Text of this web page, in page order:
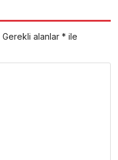
Gerekli alanlar * ile